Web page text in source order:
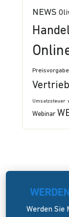
NEWS
Handel
Preisvorgabe
Umsatzsteuer
Webinar
Werden Sie